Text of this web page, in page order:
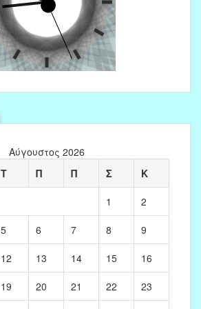
Αύγουστος 2026
Τ Π Π Σ Κ
1 2
5 6 7 8 9
12 13 14 15 16
19 20 21 22 23